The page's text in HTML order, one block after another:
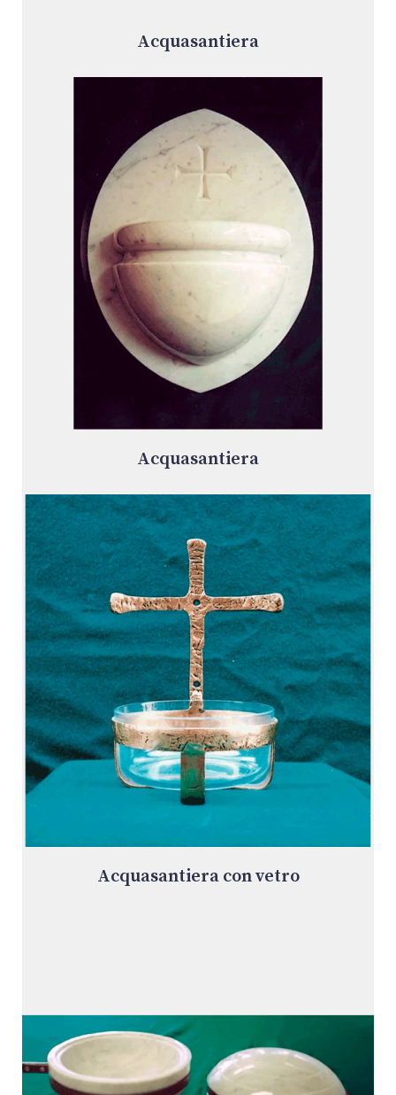
Acquasantiera
Acquasantiera
Acquasantiera con vetro